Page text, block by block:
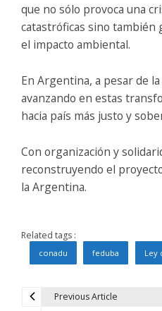
que no sólo provoca una
catastróficas sino también
el impacto ambiental.
En Argentina, a pesar de
avanzando en estas
hacia país más justo y
Con organización y
reconstruyendo el
la Argentina.
Related tags :
conadu feduba Ley
Previous Article